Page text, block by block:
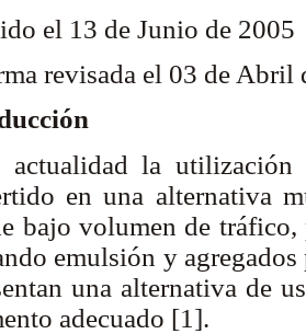
el 13 de Junio de 2005
revisada el 03 de Abril
la utilización
en una alternativa
bajo volumen de
emulsión y agregados
una alternativa de
adecuado [1].